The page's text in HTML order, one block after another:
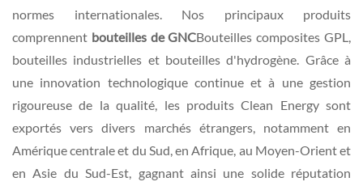
normes internationales. Nos principaux produits
comprennent bouteilles de GNCBouteilles composites GPL,
bouteilles industrielles et bouteilles d'hydrogène. Grâce à
une innovation technologique continue et à une gestion
rigoureuse de la qualité, les produits Clean Energy sont
exportés vers divers marchés étrangers, notamment en
Amérique centrale et du Sud, en Afrique, au Moyen-Orient et
en Asie du Sud-Est, gagnant ainsi une solide réputation